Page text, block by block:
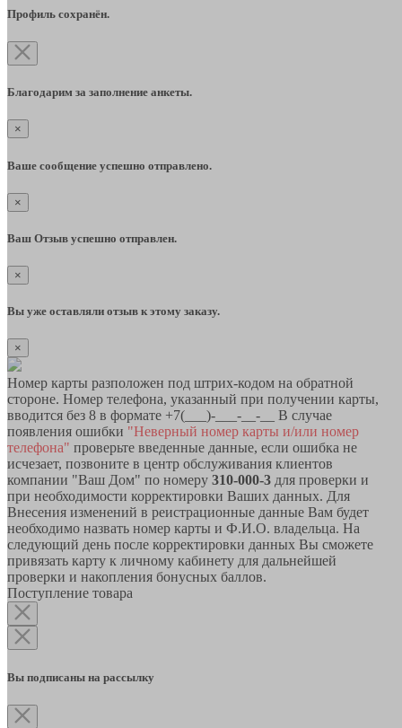
Профиль сохранён.
Благодарим за заполнение анкеты.
×
Ваше сообщение успешно отправлено.
×
Ваш Отзыв успешно отправлен.
×
Вы уже оставляли отзыв к этому заказу.
×
Номер карты разположен под штрих-кодом на обратной
стороне. Номер телефона, указанный при получении карты,
вводится без 8 в формате +7(___)-___-__-__ В случае
появления ошибки "Неверный номер карты и/или номер
телефона" проверьте введенные данные, если ошибка не
исчезает, позвоните в центр обслуживания клиентов
компании "Ваш Дом" по номеру 310-000-3 для проверки и
при необходимости корректировки Ваших данных. Для
Внесения изменений в реистрационные данные Вам будет
необходимо назвать номер карты и Ф.И.О. владельца. На
следующий день после корректировки данных Вы сможете
привязать карту к личному кабинету для дальнейшей
проверки и накопления бонусных баллов.
Поступление товара
Вы подписаны на рассылку